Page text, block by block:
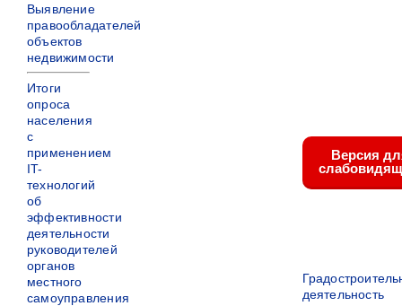
Выявление
правообладателей
объектов
недвижимости
Итоги
опроса
населения
с
применением
IT-
технологий
об
эффективности
деятельности
руководителей
органов
местного
самоуправления
Версия
деятельность